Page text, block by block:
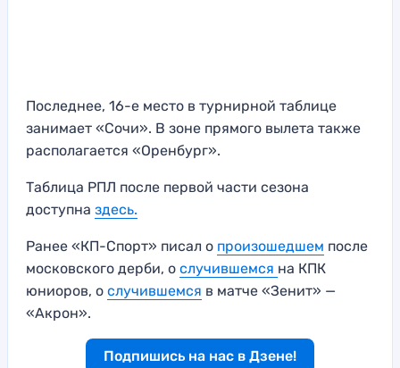
Последнее, 16-е место в турнирной таблице
занимает «Сочи». В зоне прямого вылета также
располагается «Оренбург».
Таблица РПЛ после первой части сезона
доступна здесь.
Ранее «КП-Спорт» писал о произошедшем после
московского дерби, о случившемся на КПК
юниоров, о случившемся в матче «Зенит» —
«Акрон».
Подпишись на нас в Дзене!